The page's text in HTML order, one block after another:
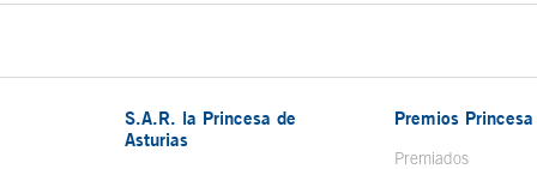
S.A.R. la Princesa de
Asturias
Premios
Premiados